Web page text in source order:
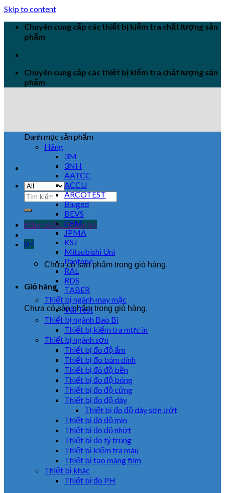
Skip to content
Chuyên cung cấp các thiết bị kiểm tra chất lượng sản
phẩm
Chuyên cung cấp các thiết bị kiểm tra chất lượng sản
phẩm
Đăng nhập / Đăng ký
0 ₫
Chưa có sản phẩm trong giỏ hàng.
Giỏ hàng
Chưa có sản phẩm trong giỏ hàng.
Danh mục sản phẩm
Hãng
3M
3NH
AATCC
ACCU
ARCOTEST
Biuged
BEVS
CEM
JPMA
KSJ
Mitsubishi Uni
Pantone
RAL
RDS
TABER
Thiết bị ngành may mặc
Vải Test
Thiết bị ngành Bao Bì
Thiết bị kiểm tra mực in
Thiết bị ngành sơn
Thiết bị đo độ ẩm
Thiết bị đo bám dính
Thiết bị đô độ bền
Thiết bị đo độ bóng
Thiết bị đo độ cứng
Thiết bị đo độ dày
Thiết bị đo độ dày sơn ướt
Thiết bị đô độ mịn
Thiết bị đo độ nhớt
Thiết bị đo tỷ trọng
Thiết bị kiểm tra màu
Thiết bị tạo màng film
Thiết bị khác
Thiết bị đo PH